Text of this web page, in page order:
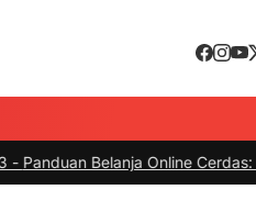
Belanja Online Cerdas: Pilih